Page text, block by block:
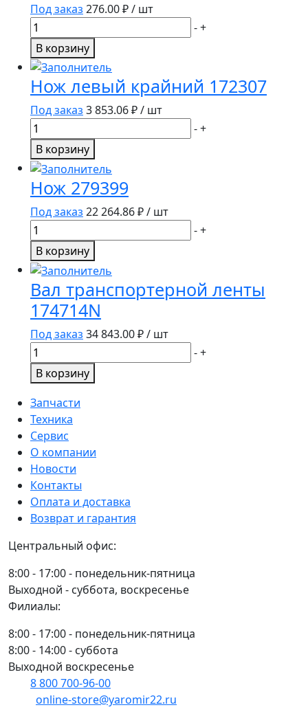
Под заказ 276.00₽ / шт
Количество
товара
Изолятор
клапанной
крышки
5271613/4899239
-+
В корзину
Нож левый крайний 172307
Под заказ 3 853.06₽ / шт
Количество
товара
Нож
левый
крайний
172307
-+
В корзину
Нож 279399
Под заказ 22 264.86₽ / шт
Количество
товара
Нож
279399
-+
В корзину
Вал транспортерной ленты
174714N
Под заказ 34 843.00₽ / шт
Количество
товара
Вал
транспортерной
ленты
174714N
-+
В корзину
Запчасти
Техника
Сервис
О компании
Новости
Контакты
Оплата и доставка
Возврат и гарантия
Центральный офис:
8:00 - 17:00 - понедельник-пятница
Выходной - суббота, воскресенье
Филиалы:
8:00 - 17:00 - понедельник-пятница
8:00 - 14:00 - суббота
Выходной воскресенье
8 800 700-96-00
online-store@yaromir22.ru